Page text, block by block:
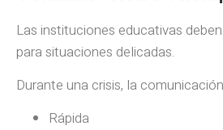
Las instituciones educativas
para situaciones delicadas.
Durante una crisis, la
Rápida